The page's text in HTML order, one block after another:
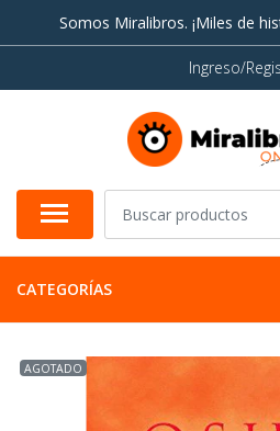
Somos Miralibros. ¡Miles de
Ingreso/
CATEGORÍAS
AGOTADO